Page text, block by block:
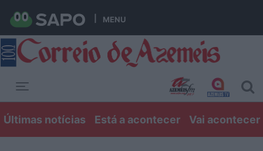
MENU
Últimas notícias Está a acontecer Vai acontecer